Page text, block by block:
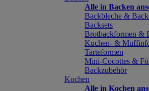
Alle in Backen
Backbleche &
Backsets
Brotbackformen &
Kuchen- &
Tarteformen
Mini-Cocottes &
Backzubehör
Kochen
Alle in Kochen